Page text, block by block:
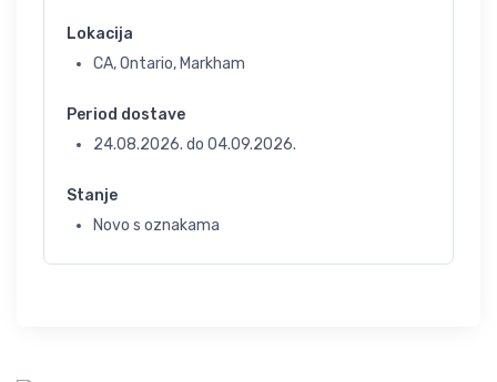
Lokacija
CA, Ontario, Markham
Period dostave
24.08.2026. do 04.09.2026.
Stanje
Novo s oznakama